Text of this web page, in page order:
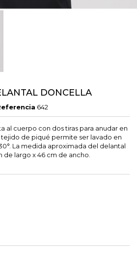
DONCELLA
642
al cuerpo con dos tiras para anudar en
tejido de piqué permite ser lavado en
La medida aproximada del delantal
de largo x 46 cm de ancho.